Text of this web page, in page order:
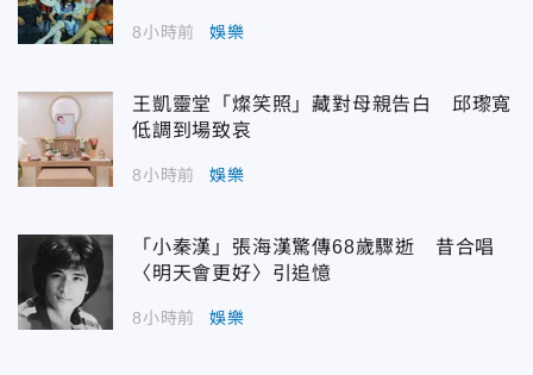
8小時前 娛樂
王凱靈堂「燦笑照」藏對母親告白 邱瓈寬
低調到場致哀
8小時前 娛樂
「小秦漢」張海漢驚傳68歲驟逝 昔合唱
〈明天會更好〉引追憶
8小時前 娛樂